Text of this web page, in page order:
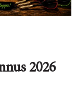
2026